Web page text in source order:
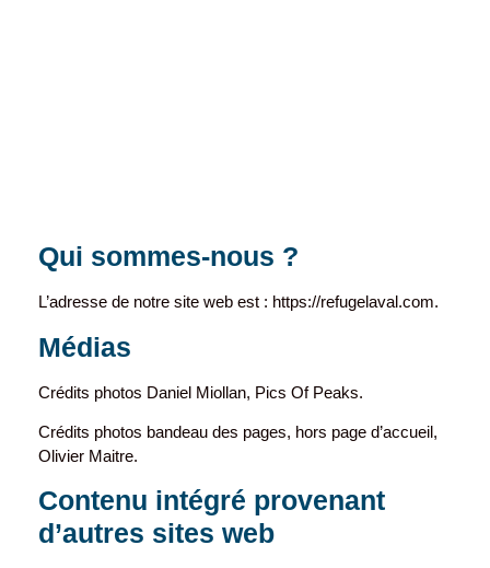
Qui sommes-nous ?
L’adresse de notre site web est : https://refugelaval.com.
Médias
Crédits photos Daniel Miollan, Pics Of Peaks.
Crédits photos bandeau des pages, hors page d’accueil,
Olivier Maitre.
Contenu intégré provenant
d’autres sites web